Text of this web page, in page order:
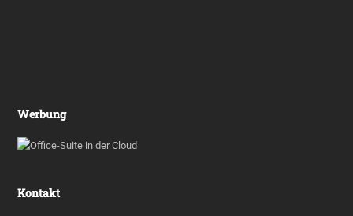
Werbung
Kontakt